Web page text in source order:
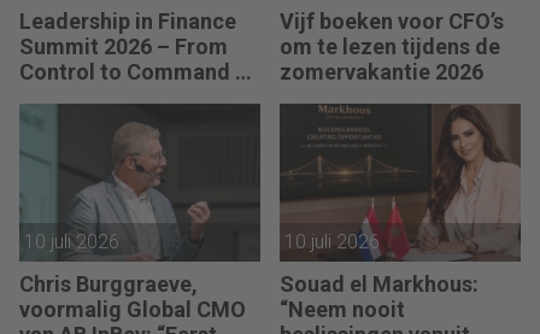
Leadership in Finance
Summit 2026 – From
Control to Command –
(CFO van Zelesta):
“Intuïtie is voor mij
geen buikgevoel, maar
verzamelde kennis.”
Vijf boeken voor CFO’s
om te lezen tijdens de
zomervakantie 2026
10 juli 2026
Chris Burggraeve,
voormalig Global CMO
10 juli 2026
Souad el Markhous:
“Neem nooit